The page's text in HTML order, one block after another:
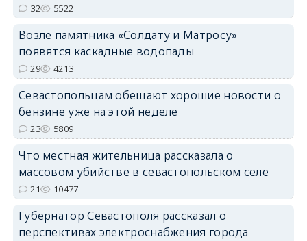
32 5522
Возле памятника «Солдату и Матросу»
появятся каскадные водопады
29 4213
Севастопольцам обещают хорошие новости о
бензине уже на этой неделе
23 5809
Что местная жительница рассказала о
массовом убийстве в севастопольском селе
21 10477
Губернатор Севастополя рассказал о
перспективах электроснабжения города